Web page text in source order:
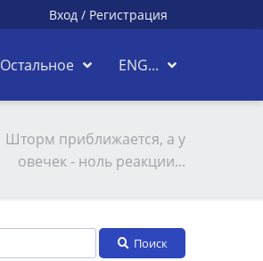
Вход / Регистрация
Остальное ENG...
Шторм приближается, а у
овечек - ноль реакции...
Поиск